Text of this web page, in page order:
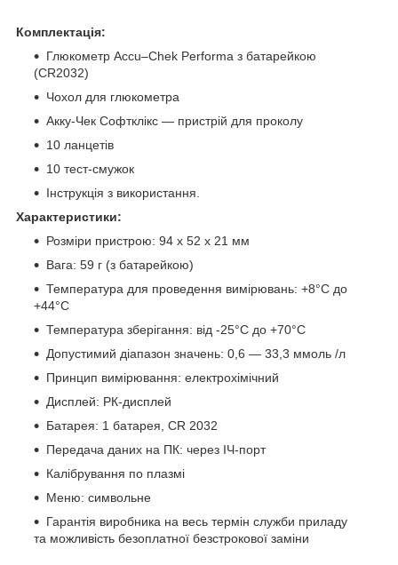
Комплектація:
Глюкометр Accu–Chek Performa з батарейкою
(CR2032)
Чохол для глюкометра
Акку-Чек Софтклікс — пристрій для проколу
10 ланцетів
10 тест-смужок
Інструкція з використання.
Характеристики:
Розміри пристрою: 94 х 52 х 21 мм
Вага: 59 г (з батарейкою)
Температура для проведення вимірювань: +8°C до
+44°C
Температура зберігання: від -25°C до +70°C
Допустимий діапазон значень: 0,6 — 33,3 ммоль /л
Принцип вимірювання: електрохімічний
Дисплей: РК-дисплей
Батарея: 1 батарея, CR 2032
Передача даних на ПК: через ІЧ-порт
Калібрування по плазмі
Меню: символьне
Гарантія виробника на весь термін служби приладу
та можливість безоплатної безстрокової заміни